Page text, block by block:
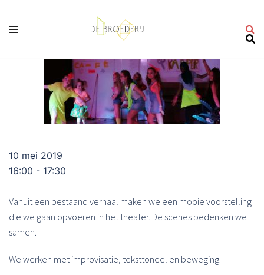
10 mei 2019
16:00 - 17:30
Vanuit een bestaand verhaal maken we een mooie voorstelling
die we gaan opvoeren in het theater. De scenes bedenken we
samen.
We werken met improvisatie, teksttoneel en beweging.